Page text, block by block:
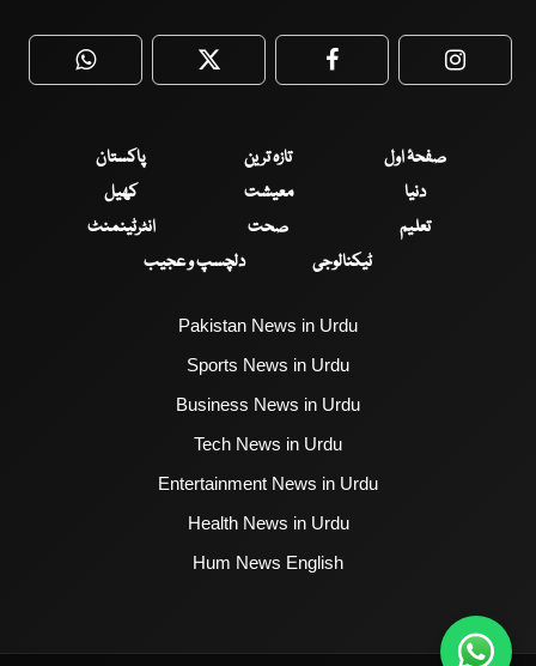
WhatsApp Twitter Facebook
صفحۂ اول تازہ ترین
پاکستان
دنیا
معیشت
کھیل
تعلیم
صحت
انٹرٹینمنٹ
ٹیکنالوجی
دلچسپ و عجیب
Pakistan News in Urdu
Sports News in Urdu
Business News in Urdu
Tech News in Urdu
Entertainment News in Urdu
Health News in Urdu
Hum News English